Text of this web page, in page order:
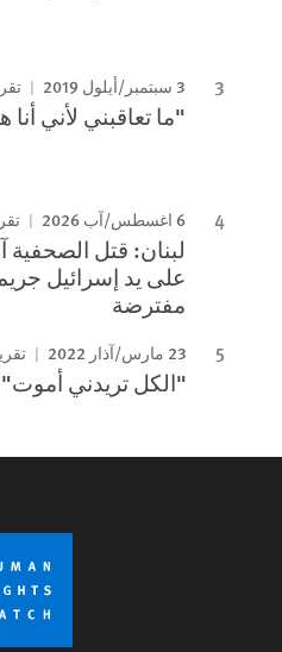
3 سبتمبر/أيلول 2019
"ما تعاقبني لأني
6 اغسطس/آب 2026
لبنان: قتل الصحفية
على يد إسرائيل
مفترضة
23 مارس/آذار 2022
"الكل تريدني أموت"